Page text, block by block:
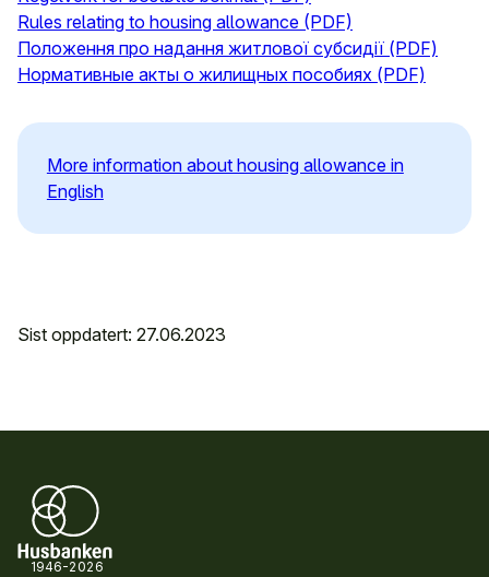
Rules relating to housing allowance (PDF)
Положення про надання житлової субсидії (PDF)
Нормативные акты о жилищных пособиях (PDF)
More information about housing allowance in
English
Sist oppdatert: 27.06.2023
1946-2026